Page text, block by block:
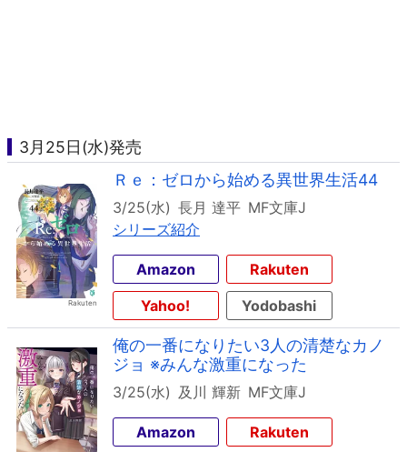
3月25日(水)発売
Ｒｅ：ゼロから始める異世界生活44
3/25(水) 長月 達平 MF文庫J
シリーズ紹介
Amazon
Rakuten
Yahoo!
Yodobashi
俺の一番になりたい3人の清楚なカノ
ジョ ※みんな激重になった
3/25(水) 及川 輝新 MF文庫J
Amazon
Rakuten